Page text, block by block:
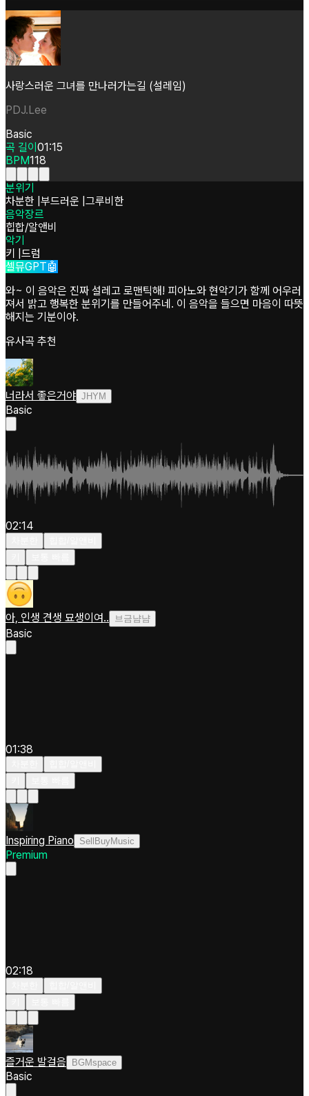
사랑스러운 그녀를 만나러가는길 (설레임)
PDJ.Lee
Basic
곡 길이 01:15
BPM118
분위기
차분한 부드러운 그루비한
음악장르
힙합/알앤비
악기
키 드럼
셀뮤GPT🤖
와~ 이 음악은 진짜 설레고 로맨틱해! 피아노와 현악기가 함께 어우러
져서 밝고 행복한 분위기를 만들어주네. 이 음악을 들으면 마음이 따뜻
해지는 기분이야.
유사곡 추천
너라서 좋은거야 JHYM
Basic
02:14
아, 인생 견생 묘생이여.. 브금냠냠
Basic
01:38
Inspiring Piano SellBuyMusic
Premium
02:18
즐거운 발걸음 BGMspace
Basic